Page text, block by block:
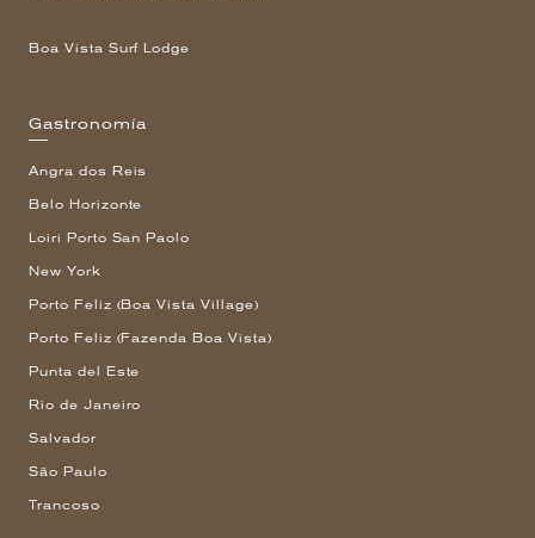
Boa Vista Surf Lodge
Gastronomía
Angra dos Reis
Belo Horizonte
Loiri Porto San Paolo
New York
Porto Feliz (Boa Vista Village)
Porto Feliz (Fazenda Boa Vista)
Punta del Este
Rio de Janeiro
Salvador
São Paulo
Trancoso